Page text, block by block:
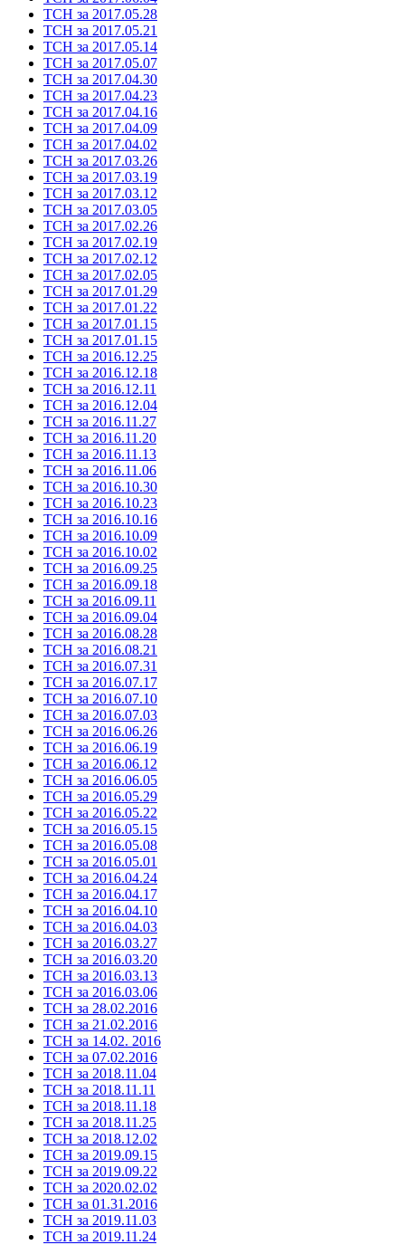
ТСН за 2017.05.28
ТСН за 2017.05.21
ТСН за 2017.05.14
ТСН за 2017.05.07
ТСН за 2017.04.30
ТСН за 2017.04.23
ТСН за 2017.04.16
ТСН за 2017.04.09
ТСН за 2017.04.02
ТСН за 2017.03.26
ТСН за 2017.03.19
ТСН за 2017.03.12
ТСН за 2017.03.05
ТСН за 2017.02.26
ТСН за 2017.02.19
ТСН за 2017.02.12
ТСН за 2017.02.05
ТСН за 2017.01.29
ТСН за 2017.01.22
ТСН за 2017.01.15
ТСН за 2017.01.15
ТСН за 2016.12.25
ТСН за 2016.12.18
ТСН за 2016.12.11
ТСН за 2016.12.04
ТСН за 2016.11.27
ТСН за 2016.11.20
ТСН за 2016.11.13
ТСН за 2016.11.06
ТСН за 2016.10.30
ТСН за 2016.10.23
ТСН за 2016.10.16
ТСН за 2016.10.09
ТСН за 2016.10.02
ТСН за 2016.09.25
ТСН за 2016.09.18
ТСН за 2016.09.11
ТСН за 2016.09.04
ТСН за 2016.08.28
ТСН за 2016.08.21
ТСН за 2016.07.31
ТСН за 2016.07.17
ТСН за 2016.07.10
ТСН за 2016.07.03
ТСН за 2016.06.26
ТСН за 2016.06.19
ТСН за 2016.06.12
ТСН за 2016.06.05
ТСН за 2016.05.29
ТСН за 2016.05.22
ТСН за 2016.05.15
ТСН за 2016.05.08
ТСН за 2016.05.01
ТСН за 2016.04.24
ТСН за 2016.04.17
ТСН за 2016.04.10
ТСН за 2016.04.03
ТСН за 2016.03.27
ТСН за 2016.03.20
ТСН за 2016.03.13
ТСН за 2016.03.06
ТСН за 28.02.2016
ТСН за 21.02.2016
ТСН за 14.02. 2016
ТСН за 07.02.2016
ТСН за 2018.11.04
ТСН за 2018.11.11
ТСН за 2018.11.18
ТСН за 2018.11.25
ТСН за 2018.12.02
ТСН за 2019.09.15
ТСН за 2019.09.22
ТСН за 2020.02.02
ТСН за 01.31.2016
ТСН за 2019.11.03
ТСН за 2019.11.24